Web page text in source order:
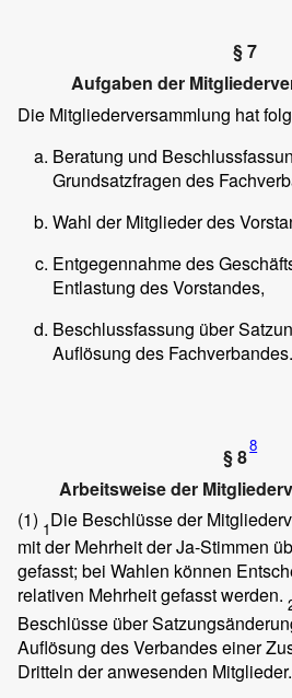
§ 7
Aufgaben der
Die Mitgliederversammlung hat
Beratung und
Grundsatzfragen des
Wahl der Mitglieder des
Entgegennahme des
Entlastung des Vorstandes,
Beschlussfassung über
Auflösung des Fachverbandes.
§ 88
Arbeitsweise der
(1) 1Die Beschlüsse der
mit der Mehrheit der Ja-Stimmen
gefasst; bei Wahlen können
relativen Mehrheit gefasst werden.
Beschlüsse über
Auflösung des Verbandes einer
Dritteln der anwesenden Mitglieder.